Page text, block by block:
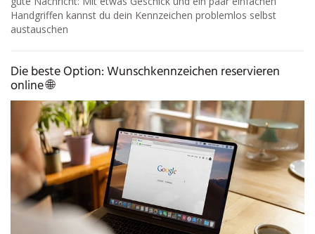
Handgriffen kannst du dein Kennzeichen problemlos selbst
austauschen
Die beste Option: Wunschkennzeichen reservieren
online 🌐